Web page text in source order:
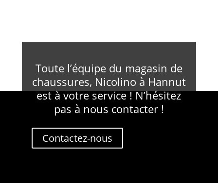
Toute l’équipe du magasin de
chaussures, Nicolino à Hannut
est à votre service ! N’hésitez
pas à nous contacter !
Contactez-nous